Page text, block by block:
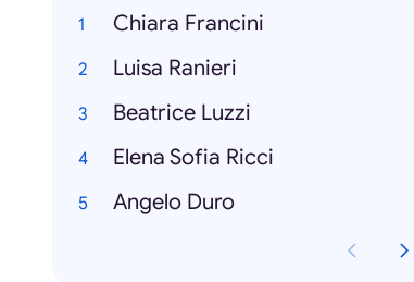
Chiara Francini
Luisa Ranieri
Beatrice Luzzi
Elena Sofia Ricci
Angelo Duro